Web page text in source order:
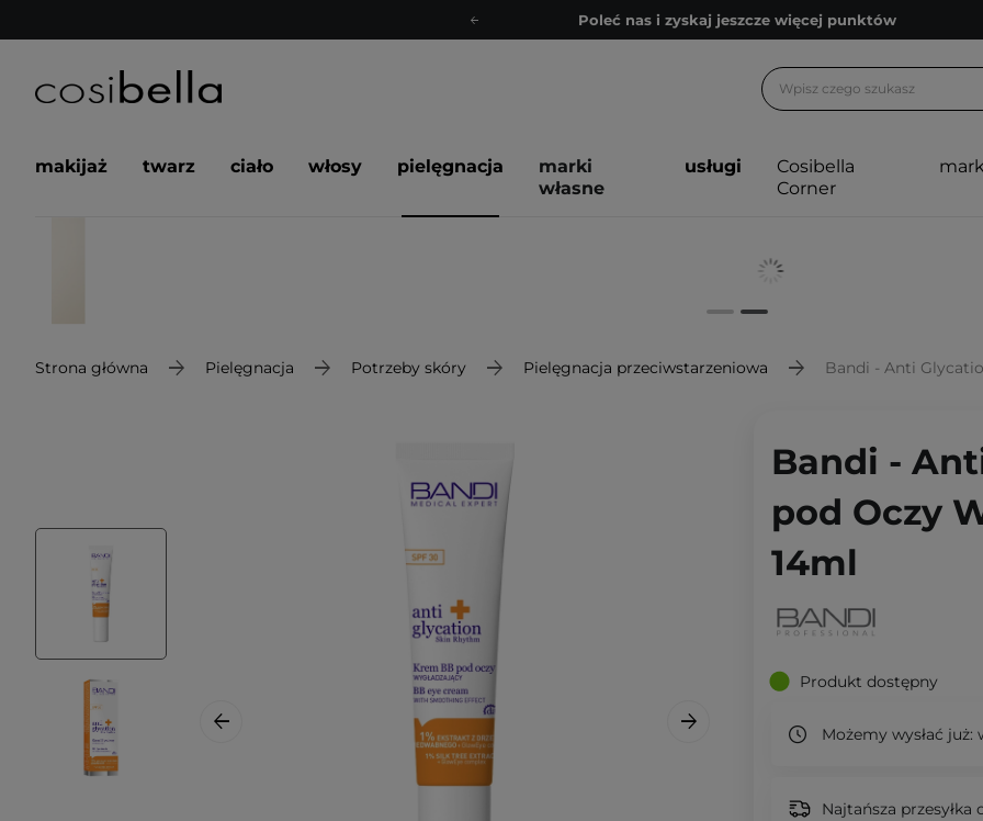
Poleć nas i zyskaj jeszcze więcej punktów
Bezpłatne konsultacje kosmetologiczne
Poleć nas i zyskaj jeszcze więcej punktów
makijaż twarz ciało włosy pielęgnacja
marki
własne
usługi
Cosibella
Corner
Strona główna Pielęgnacja Potrzeby skóry Pielęgnacja przeciwstarzeniowa Bandi - Anti
Bandi -
pod Oczy
14ml
Produkt dostępny
Możemy wysłać już:
Najtańsza przesyłka